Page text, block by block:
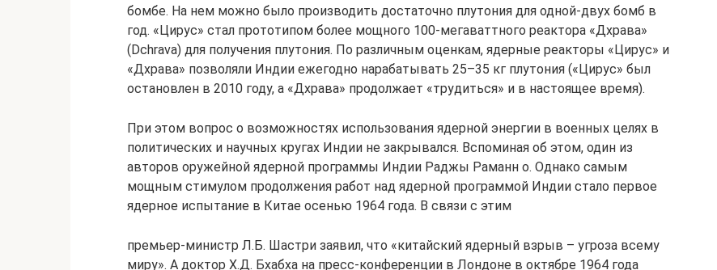
бомбе. На нем можно было производить достаточно плутония для одной-двух бомб в
год. «Цирус» стал прототипом более мощного 100-мегаваттного реактора «Дхрава»
(Dchrava) для получения плутония. По различным оценкам, ядерные реакторы «Цирус» и
«Дхрава» позволяли Индии ежегодно нарабатывать 25–35 кг плутония («Цирус» был
остановлен в 2010 году, а «Дхрава» продолжает «трудиться» и в настоящее время).
При этом вопрос о возможностях использования ядерной энергии в военных целях в
политических и научных кругах Индии не закрывался. Вспоминая об этом, один из
авторов оружейной ядерной программы Индии Раджы Раманн о. Однако самым
мощным стимулом продолжения работ над ядерной программой Индии стало первое
ядерное испытание в Китае осенью 1964 года. В связи с этим
премьер-министр Л.Б. Шастри заявил, что «китайский ядерный взрыв – угроза всему
миру». А доктор Х.Д. Бхабха на пресс-конференции в Лондоне в октябре 1964 года